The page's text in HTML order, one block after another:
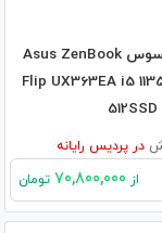
لپ تاپ ایسوس Asus ZenBook
Flip UX363EA i5
در پردیس رایانه
از تومان